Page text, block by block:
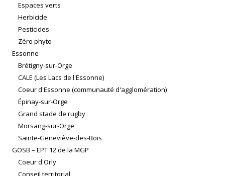
Espaces verts
Herbicide
Pesticides
Zéro phyto
Essonne
Brétigny-sur-Orge
CALE (Les Lacs de l'Essonne)
Coeur d'Essonne (communauté d'agglomération)
Épinay-sur-Orge
Grand stade de rugby
Morsang-sur-Orge
Sainte-Geneviève-des-Bois
GOSB – EPT 12 de la MGP
Coeur d'Orly
Conseil territorial